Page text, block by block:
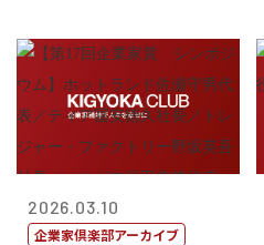
2026.03.10
企業家倶楽部アーカイブ